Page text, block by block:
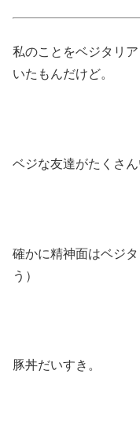
私のことをベジタリ
いたもんだけど。
ベジな友達がたくさん
確かに精神面はベジ
う）
豚丼だいすき。